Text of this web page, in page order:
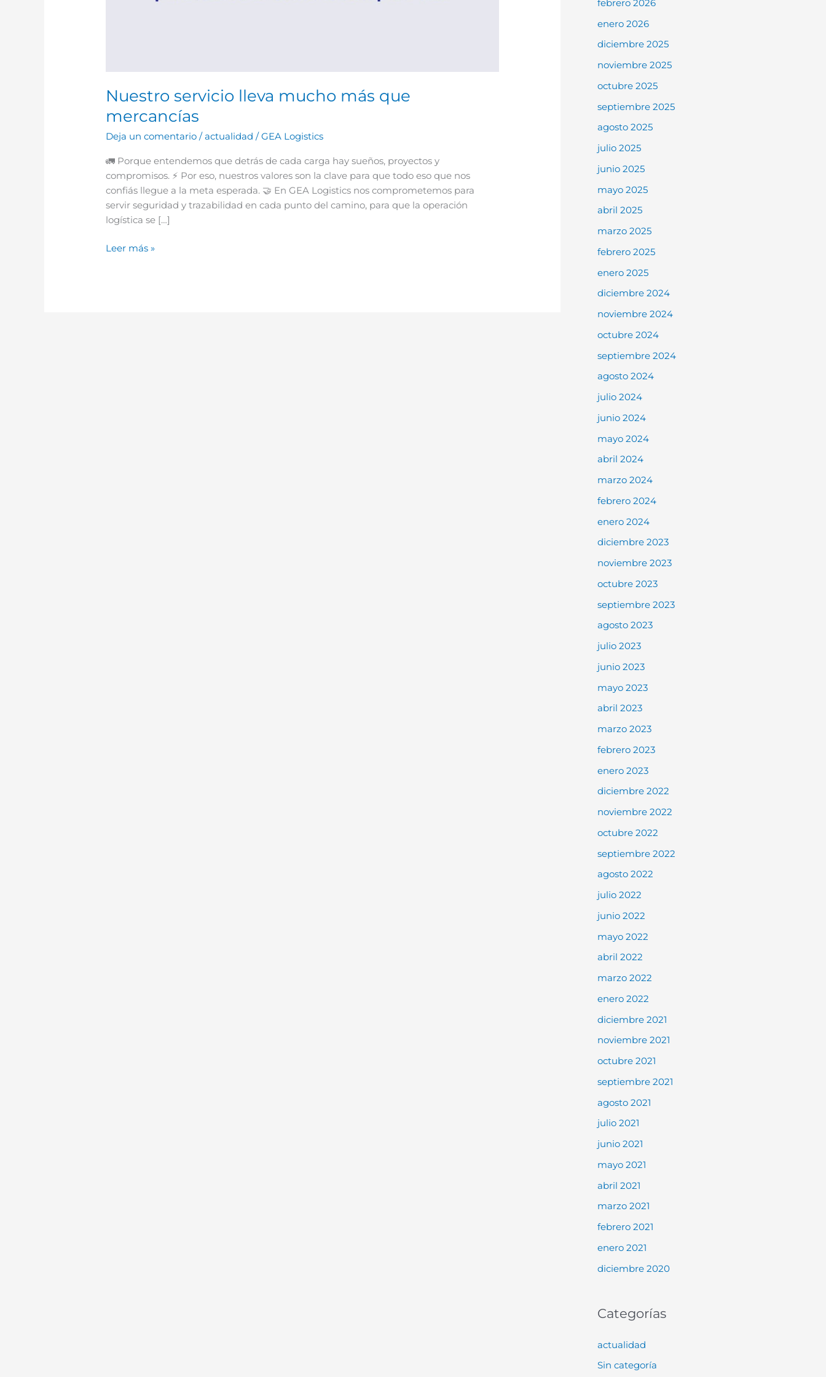
Nuestro servicio lleva mucho más que
mercancías
Deja un comentario /actualidad /GEA Logistics
🚛 Porque entendemos que detrás de cada carga hay sueños, proyectos y
compromisos. ⚡ Por eso, nuestros valores son la clave para que todo eso que nos
confiás llegue a la meta esperada. 🤝 En GEA Logistics nos comprometemos para
servir seguridad y trazabilidad en cada punto del camino, para que la operación
logística se […]
Leer más »
febrero 2026
enero 2026
diciembre 2025
noviembre 2025
octubre 2025
septiembre 2025
agosto 2025
julio 2025
junio 2025
mayo 2025
abril 2025
marzo 2025
febrero 2025
enero 2025
diciembre 2024
noviembre 2024
octubre 2024
septiembre 2024
agosto 2024
julio 2024
junio 2024
mayo 2024
abril 2024
marzo 2024
febrero 2024
enero 2024
diciembre 2023
noviembre 2023
octubre 2023
septiembre 2023
agosto 2023
julio 2023
junio 2023
mayo 2023
abril 2023
marzo 2023
febrero 2023
enero 2023
diciembre 2022
noviembre 2022
octubre 2022
septiembre 2022
agosto 2022
julio 2022
junio 2022
mayo 2022
abril 2022
marzo 2022
enero 2022
diciembre 2021
noviembre 2021
octubre 2021
septiembre 2021
agosto 2021
julio 2021
junio 2021
mayo 2021
abril 2021
marzo 2021
febrero 2021
enero 2021
diciembre 2020
Categorías
actualidad
Sin categoría